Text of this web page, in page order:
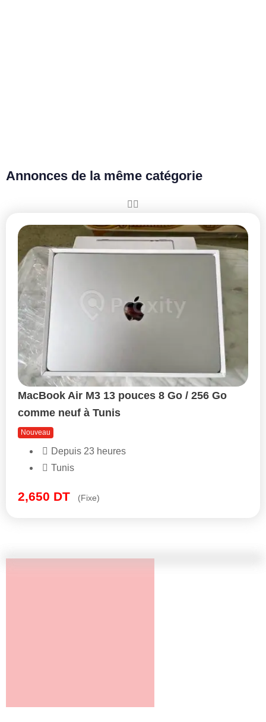
Annonces de la même catégorie
MacBook Air M3 13 pouces 8 Go / 256 Go
comme neuf à Tunis
Nouveau
Depuis 23 heures
Tunis
2,650 DT (Fixe)